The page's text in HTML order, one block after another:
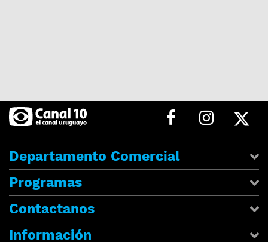
Departamento Comercial
Programas
Contactanos
Información